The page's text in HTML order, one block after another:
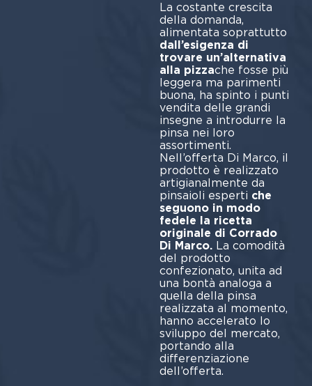
La costante crescita
della domanda,
alimentata soprattutto
dall’esigenza di
trovare un’alternativa
alla pizzache fosse più
leggera ma parimenti
buona, ha spinto i punti
vendita delle grandi
insegne a introdurre la
pinsa nei loro
assortimenti.
Nell’offerta Di Marco, il
prodotto è realizzato
artigianalmente da
pinsaioli esperti che
seguono in modo
fedele la ricetta
originale di Corrado
Di Marco.La comodità
del prodotto
confezionato, unita ad
una bontà analoga a
quella della pinsa
realizzata al momento,
hanno accelerato lo
sviluppo del mercato,
portando alla
differenziazione
dell’offerta.